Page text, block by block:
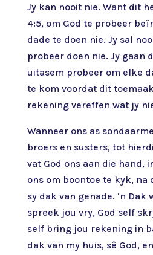
Jy kan nooit nie. Want dit
4:5, om God te probeer
dade te doen nie. Jy sal
probeer doen nie. Jy gaan
uitasem probeer om elke
te kom voordat dit
rekening vereffen wat jy
Wanneer ons as
broers en susters, tot
vat God ons aan die hand,
ons om boontoe te kyk, na
sy dak van genade. ‘n Dak
spreek jou vry, God self
self bring jou rekening in
dak van my huis, sê God,